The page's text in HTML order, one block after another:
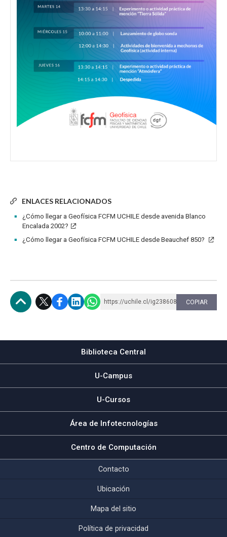
ENLACES RELACIONADOS
¿Cómo llegar a Geofísica FCFM UCHILE desde avenida Blanco
Encalada 2002?
¿Cómo llegar a Geofísica FCFM UCHILE desde Beauchef 850?
https://uchile.cl/ig238608 COPIAR
Biblioteca Central
U-Campus
U-Cursos
Área de Infotecnologías
Centro de Computación
Contacto
Ubicación
Mapa del sitio
Política de privacidad